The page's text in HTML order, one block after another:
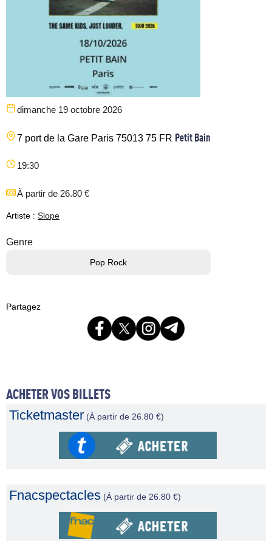
dimanche 19 octobre 2026
7 port de la Gare Paris 75013 75 FR Petit Bain
19:30
À partir de 26.80 €
Artiste : Slope
Genre
Pop Rock
Partagez
ACHETER VOS BILLETS
Ticketmaster (À partir de 26.80 €)
Fnacspectacles (À partir de 26.80 €)